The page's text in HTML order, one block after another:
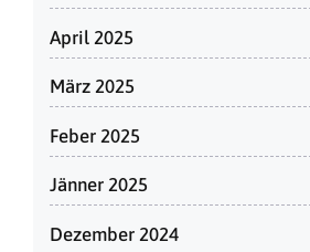
April 2025
März 2025
Feber 2025
Jänner 2025
Dezember 2024